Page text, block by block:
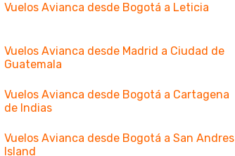
Vuelos Avianca desde Bogotá a Leticia
Vuelos Avianca desde Madrid a Ciudad de
Guatemala
Vuelos Avianca desde Bogotá a Cartagena
de Indias
Vuelos Avianca desde Bogotá a San Andres
Island